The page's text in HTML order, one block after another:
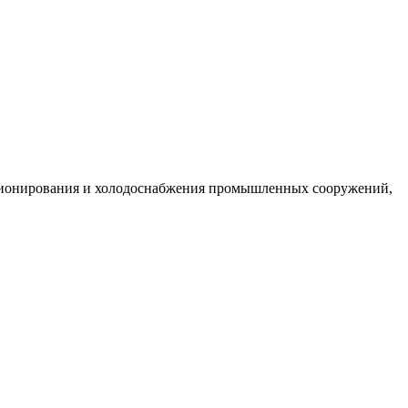
и холодоснабжения промышленных сооружений,